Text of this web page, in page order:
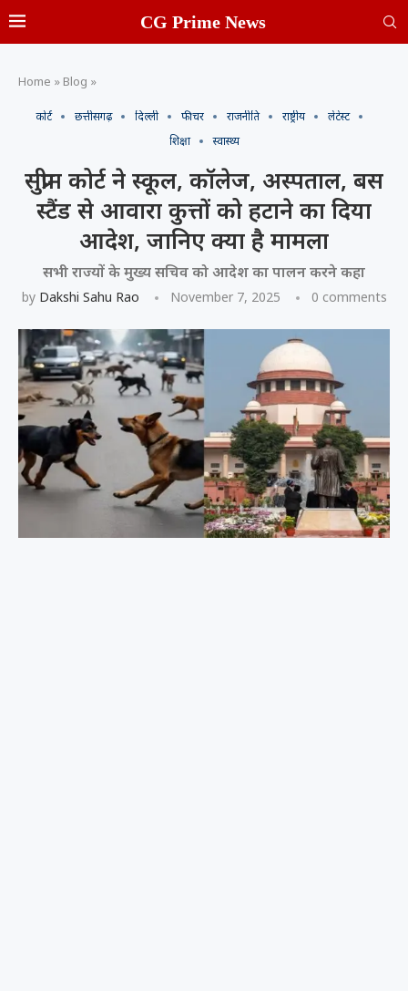
CG Prime News
Home » Blog »
कोर्ट छत्तीसगढ़ दिल्ली फीचर राजनीति राष्ट्रीय
लेटेस्ट
शिक्षा
स्वास्थ्य
सुप्रीम कोर्ट ने स्कूल, कॉलेज, अस्पताल, बस
स्टैंड से आवारा कुत्तों को हटाने का दिया
आदेश, जानिए क्या है मामला
सभी राज्यों के मुख्य सचिव को आदेश का पालन करने कहा
by Dakshi Sahu Rao November 7, 2025 0 comments